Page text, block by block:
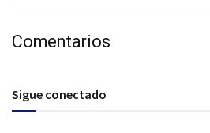
Comentarios
Sigue conectado